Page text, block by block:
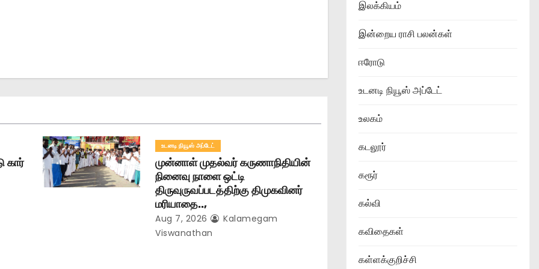
கார்
உடனடி நியூஸ் அப்டேட்
முன்னாள் முதல்வர் கருணாநிதியின்
நினைவு நாளை ஒட்டி
திருவுருவப்படத்திற்கு திமுகவினர்
மரியாதை..,
Aug 7, 2026
Kalamegam
Viswanathan
இலக்கியம்
இன்றைய ராசி பலன்கள்
ஈரோடு
உடனடி நியூஸ் அப்டேட்
உலகம்
கடலூர்
கரூர்
கல்வி
கவிதைகள்
கள்ளக்குறிச்சி